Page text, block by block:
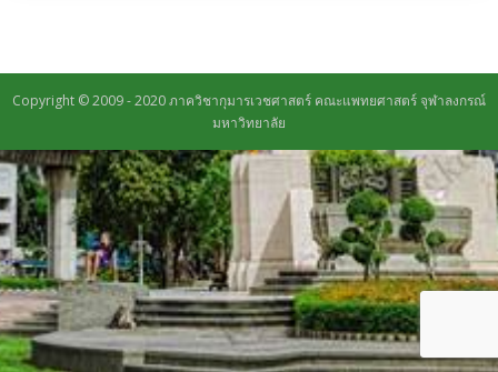
Copyright © 2009 - 2020 ภาควิชากุมารเวชศาสตร์ คณะแพทยศาสตร์ จุฬาลงกรณ์
มหาวิทยาลัย